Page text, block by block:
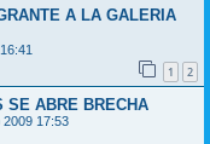
A LA GALERIA
1 2
SE ABRE BRECHA
2009 17:53